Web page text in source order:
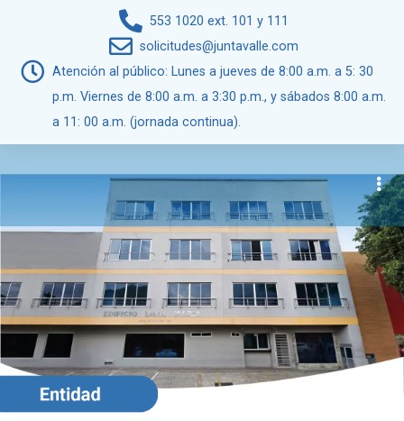
553 1020 ext. 101 y 111
solicitudes@juntavalle.com
Atención al público: Lunes a jueves de 8:00 a.m. a 5: 30
p.m. Viernes de 8:00 a.m. a 3:30 p.m., y sábados 8:00 a.m.
a 11: 00 a.m. (jornada continua).